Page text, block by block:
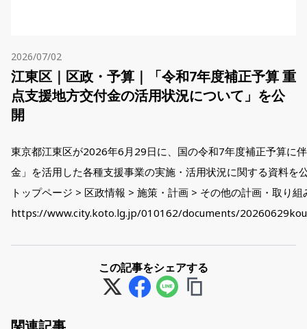
2026/07/02
江東区｜区政・予算｜「令和7年度補正予算 重
点支援地方交付金の活用状況について」を公
開
東京都江東区が2026年6月29日に、国の令和7年度補正予算に
金」を活用した各種支援事業の実施・活用状況に関する資料を
トップページ > 区政情報 > 施策・計画 > その他の計画・取り組
https://www.city.koto.lg.jp/010162/documents/
この記事をシェアする